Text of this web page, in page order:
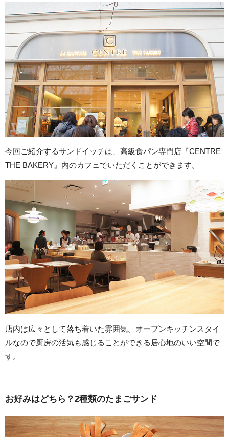
今回ご紹介するサンドイッチは、高級食パン専門店『CENTRE
THE BAKERY』内のカフェでいただくことができます。
店内は広々として落ち着いた雰囲気。オープンキッチンスタイ
ルなので厨房の活気も感じることができる居心地のいい空間で
す。
お好みはどちら？2種類のたまごサンド